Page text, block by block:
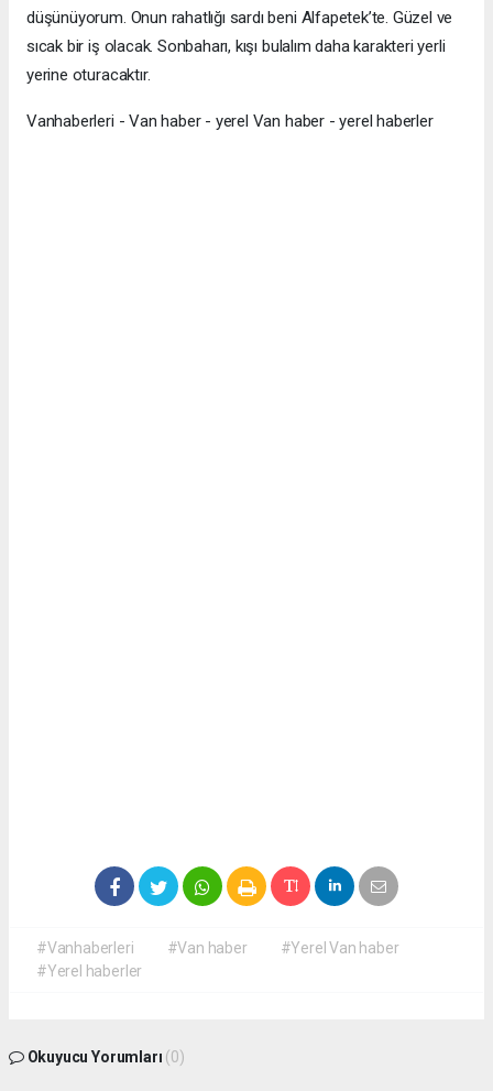
düşünüyorum. Onun rahatlığı sardı beni Alfapetek’te. Güzel ve
sıcak bir iş olacak. Sonbaharı, kışı bulalım daha karakteri yerli
yerine oturacaktır.
Vanhaberleri - Van haber - yerel Van haber - yerel haberler
#Vanhaberleri #Van haber
#Yerel Van haber
#Yerel haberler
Okuyucu Yorumları (0)